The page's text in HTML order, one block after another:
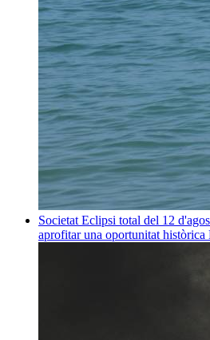
Societat Eclipsi total del 12
aprofitar una oportunitat històrica